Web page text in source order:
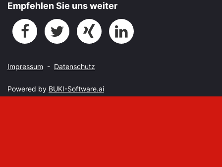
Empfehlen Sie uns weiter
Impressum - Datenschutz
Powered by BUKI-Software.ai